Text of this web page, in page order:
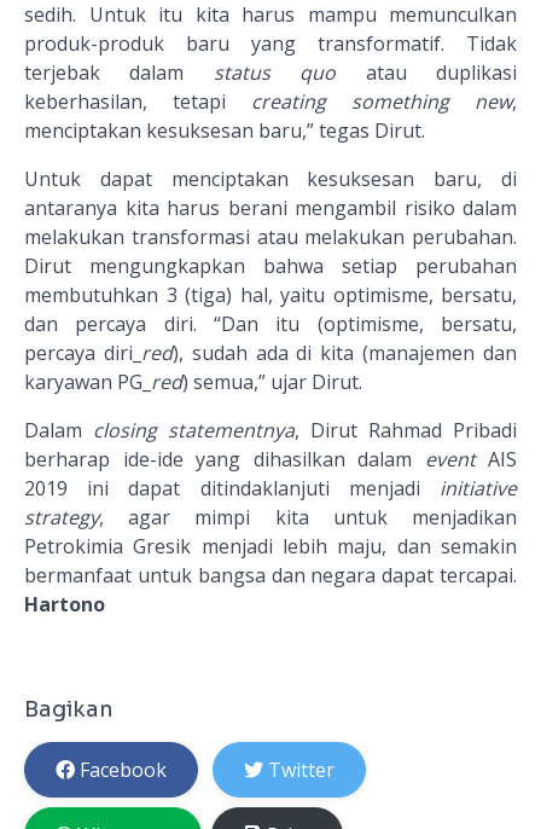
sedih. Untuk itu kita harus mampu memunculkan
produk-produk baru yang transformatif. Tidak
terjebak dalam status quo atau duplikasi
keberhasilan, tetapi creating something new,
menciptakan kesuksesan baru,” tegas Dirut.
Untuk dapat menciptakan kesuksesan baru, di
antaranya kita harus berani mengambil risiko dalam
melakukan transformasi atau melakukan perubahan.
Dirut mengungkapkan bahwa setiap perubahan
membutuhkan 3 (tiga) hal, yaitu optimisme, bersatu,
dan percaya diri. “Dan itu (optimisme, bersatu,
percaya diri_ red), sudah ada di kita (manajemen dan
karyawan PG_ red) semua,” ujar Dirut.
Dalam closing statementnya, Dirut Rahmad Pribadi
berharap ide-ide yang dihasilkan dalam eventAIS
2019 ini dapat ditindaklanjuti menjadi initiative
strategy, agar mimpi kita untuk menjadikan
Petrokimia Gresik menjadi lebih maju, dan semakin
bermanfaat untuk bangsa dan negara dapat tercapai.
Hartono
Bagikan
Facebook Twitter